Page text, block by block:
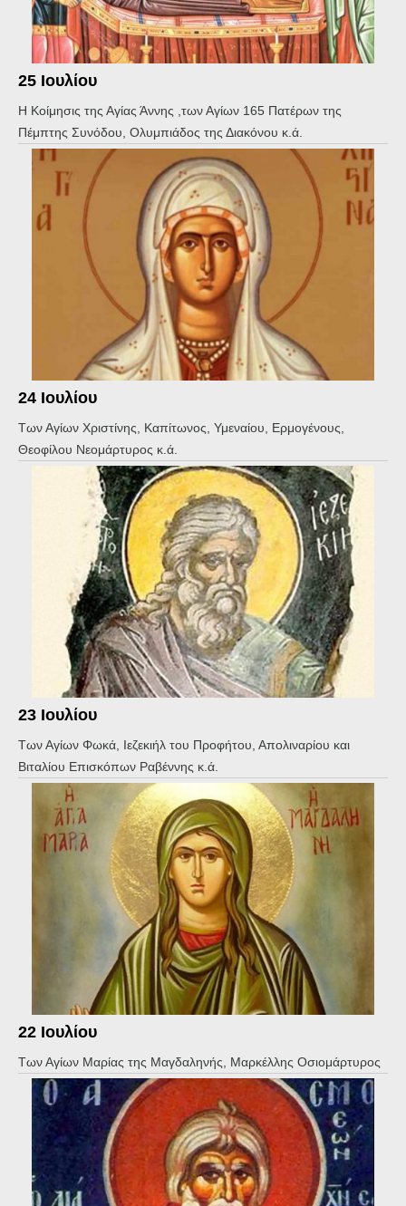
25 Ιουλίου
Η Κοίμησις της Αγίας Άννης ,των Αγίων 165 Πατέρων της
Πέμπτης Συνόδου, Ολυμπιάδος της Διακόνου κ.ά.
24 Ιουλίου
Των Αγίων Χριστίνης, Καπίτωνος, Υμεναίου, Ερμογένους,
Θεοφίλου Νεομάρτυρος κ.ά.
23 Ιουλίου
Των Αγίων Φωκά, Ιεζεκιήλ του Προφήτου, Απολιναρίου και
Βιταλίου Επισκόπων Ραβέννης κ.ά.
22 Ιουλίου
Των Αγίων Μαρίας της Μαγδαληνής, Μαρκέλλης Οσιομάρτυρος